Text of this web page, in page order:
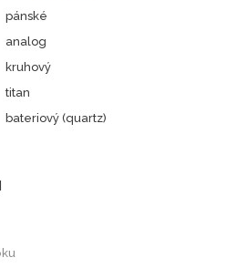
pánské
analog
kruhový
titan
bateriový (quartz)